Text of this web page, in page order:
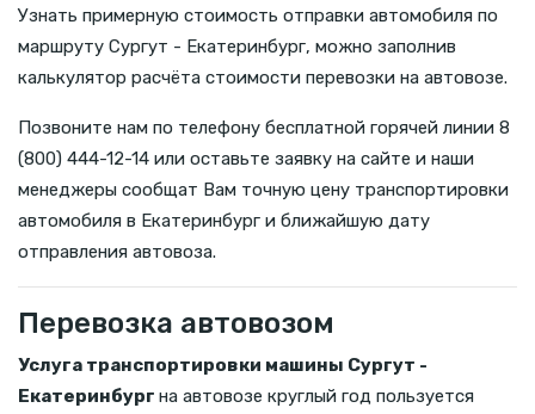
Узнать примерную стоимость отправки автомобиля по
маршруту Сургут - Екатеринбург, можно заполнив
калькулятор расчёта стоимости перевозки на автовозе.
Позвоните нам по телефону бесплатной горячей линии 8
(800) 444-12-14 или оставьте заявку на сайте и наши
менеджеры сообщат Вам точную цену транспортировки
автомобиля в Екатеринбург и ближайшую дату
отправления автовоза.
Перевозка автовозом
Услуга транспортировки машины Сургут -
Екатеринбург на автовозе круглый год пользуется